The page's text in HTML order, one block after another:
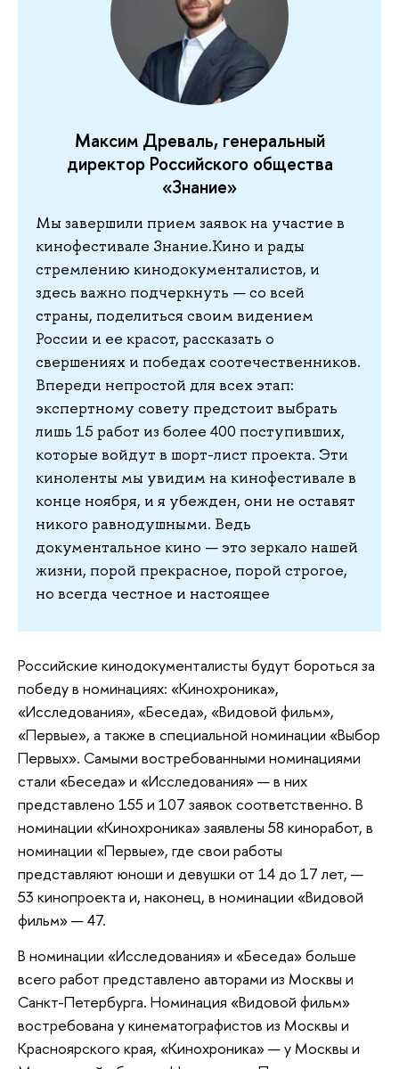
Максим Древаль, генеральный
директор Российского общества
«Знание»
Мы завершили прием заявок на участие в
кинофестивале Знание.Кино и рады
стремлению кинодокументалистов, и
здесь важно подчеркнуть — со всей
страны, поделиться своим видением
России и ее красот, рассказать о
свершениях и победах соотечественников.
Впереди непростой для всех этап:
экспертному совету предстоит выбрать
лишь 15 работ из более 400 поступивших,
которые войдут в шорт-лист проекта. Эти
киноленты мы увидим на кинофестивале в
конце ноября, и я убежден, они не оставят
никого равнодушными. Ведь
документальное кино — это зеркало нашей
жизни, порой прекрасное, порой строгое,
но всегда честное и настоящее
Российские кинодокументалисты будут бороться за
победу в номинациях: «Кинохроника»,
«Исследования», «Беседа», «Видовой фильм»,
«Первые», а также в специальной номинации «Выбор
Первых». Самыми востребованными номинациями
стали «Беседа» и «Исследования» — в них
представлено 155 и 107 заявок соответственно. В
номинации «Кинохроника» заявлены 58 киноработ, в
номинации «Первые», где свои работы
представляют юноши и девушки от 14 до 17 лет, —
53 кинопроекта и, наконец, в номинации «Видовой
фильм» — 47.
В номинации «Исследования» и «Беседа» больше
всего работ представлено авторами из Москвы и
Санкт-Петербурга. Номинация «Видовой фильм»
востребована у кинематографистов из Москвы и
Красноярского края, «Кинохроника» — у Москвы и